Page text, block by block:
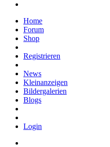
Home
Forum
Shop
Registrieren
News
Kleinanzeigen
Bildergalerien
Blogs
Login